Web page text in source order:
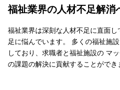
福祉業界の人材不足解消
福祉業界は深刻な人材不足に直面
足に悩んでいます。 多くの福祉施
しており、求職者と福祉施設の マ
の課題の解決に貢献することができ